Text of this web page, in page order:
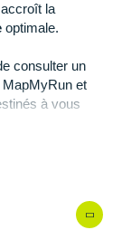
la
optimale.
consulter un
et
à vous
et